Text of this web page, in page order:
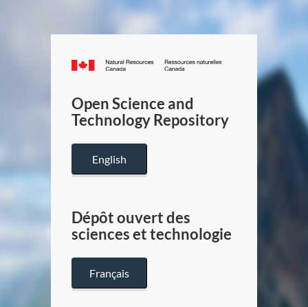
Canada.ca
/
Canada
Open Science and
Technology Repository
English
Dépôt ouvert des
sciences et technologie
Français